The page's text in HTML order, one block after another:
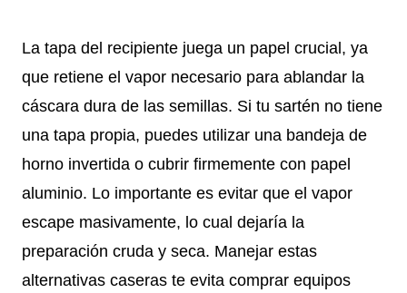
La tapa del recipiente juega un papel crucial, ya
que retiene el vapor necesario para ablandar la
cáscara dura de las semillas. Si tu sartén no tiene
una tapa propia, puedes utilizar una bandeja de
horno invertida o cubrir firmemente con papel
aluminio. Lo importante es evitar que el vapor
escape masivamente, lo cual dejaría la
preparación cruda y seca. Manejar estas
alternativas caseras te evita comprar equipos